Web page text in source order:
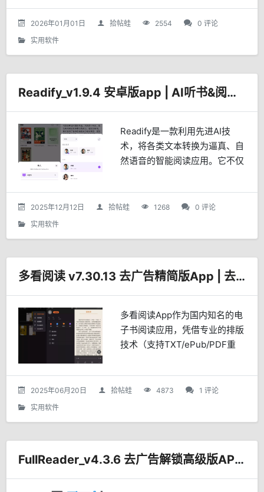
以其强大的功能、丰富的电子书
格式支持和良好的用户体验而受
2026年01月01日 拾帖蛙 2554
0 评论
实用软件
Readify_v1.9.4 安卓版app | AI听书&阅读软件
Readify是一款利用先进AI技
术，将各类文本转换为逼真、自
然语音的智能阅读应用。它不仅
文本转语音工具，更是一个致力
于让“听书”体验媲美真人朗读，
2025年12月12日 拾帖蛙 1268
0 评论
实用软件
多看阅读 v7.30.13 去广告精简版App | 去除书城永不升级
多看阅读App作为国内知名的电
子书阅读应用，凭借专业的排版
技术（支持TXT/ePub/PDF重
设置，长期被视为移动端阅读的
标杆。然而，官方版本逐渐增加
2025年06月20日 拾帖蛙 4873
1 评论
实用软件
FullReader_v4.3.6 去广告解锁高级版APP | 本地书籍全能阅读器